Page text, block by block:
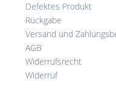
Defektes Produkt
Rückgabe
Versand und
AGB
Widerrufsrecht
Widerruf